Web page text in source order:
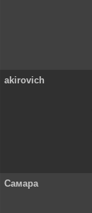
akirovich
Самара